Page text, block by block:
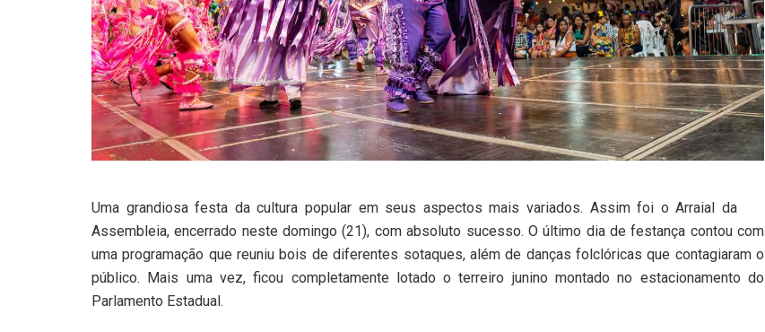
Uma grandiosa festa da cultura popular em seus aspectos mais variados. Assim foi o Arraial da
Assembleia, encerrado neste domingo (21), com absoluto sucesso. O último dia de festança contou com
uma programação que reuniu bois de diferentes sotaques, além de danças folclóricas que contagiaram o
público. Mais uma vez, ficou completamente lotado o terreiro junino montado no estacionamento do
Parlamento Estadual.